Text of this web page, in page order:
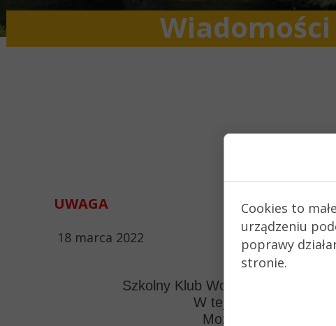
Wiadomości
18 marca 2022
UWAGA
Szkolny Klub Wolontariusza
W tej chwili nadal
Można jeszcze
Cookies to
urządzeniu
poprawy
stronie.